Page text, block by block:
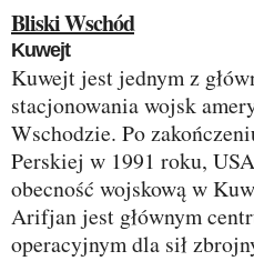
Bliski Wschód
Kuwejt
Kuwejt jest jednym z głównych miejsc
stacjonowania wojsk
Wschodzie. Po
Perskiej w 1991 roku,
obecność wojskową w
Arifjan jest głównym
operacyjnym dla sił